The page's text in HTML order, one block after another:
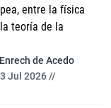
entre la física
teoría de la
de Acedo
Jul 2026 //